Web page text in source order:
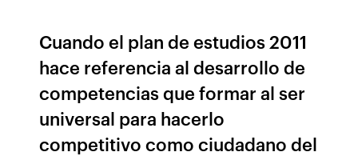
Cuando el plan de estudios 2011
hace referencia al desarrollo de
competencias que formar al ser
universal para hacerlo
competitivo como ciudadano del